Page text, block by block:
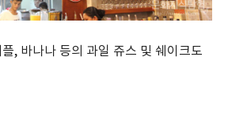
, 바나나 등의 과일 쥬스 및 쉐이크도